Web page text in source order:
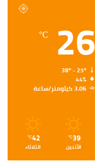
26
℃
44%
3.06 كيلومتر/ساعة
39
℃
الأثنين
42
℃
الثلاثاء